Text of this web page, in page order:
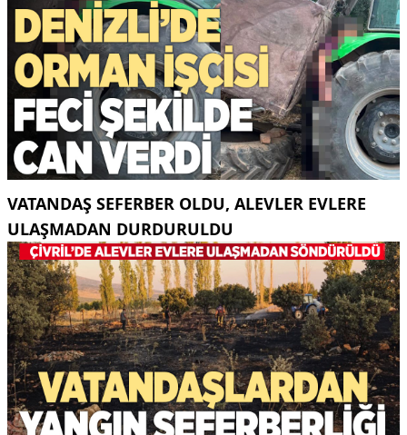
VATANDAŞ SEFERBER OLDU, ALEVLER EVLERE
ULAŞMADAN DURDURULDU